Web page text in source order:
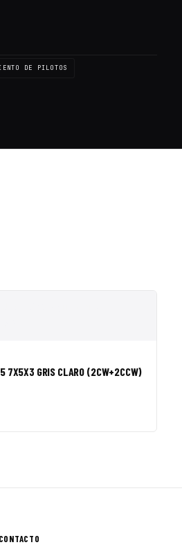
DE PILOTOS
7X5X3 GRIS CLARO (2CW+2CCW)
CONTACTO